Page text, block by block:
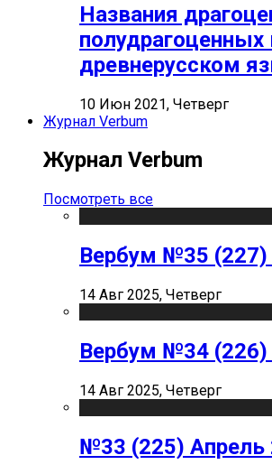
Названия
полудрагоценных
древнерусском
10 Июн 2021, Четверг
Журнал Verbum
Журнал Verbum
Посмотреть все
Вербум №35
14 Авг 2025, Четверг
Вербум №34
14 Авг 2025, Четверг
№33 (225) Апрель